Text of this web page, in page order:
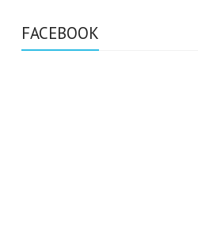
FACEBOOK